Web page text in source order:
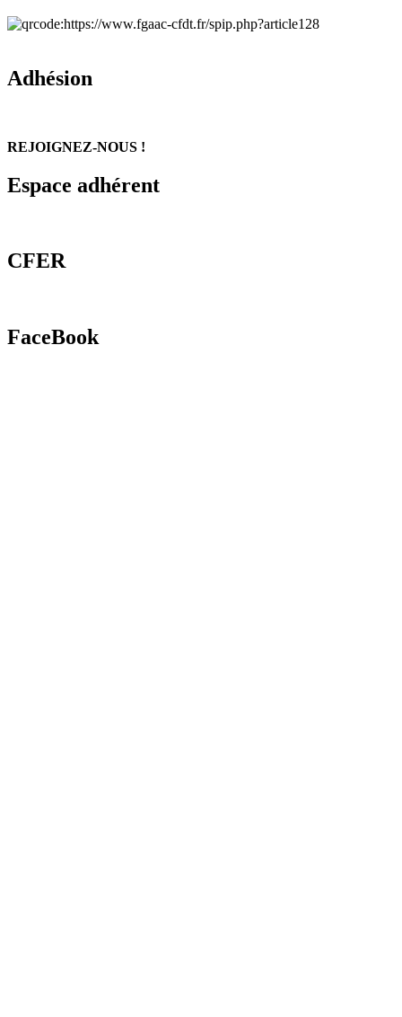
Adhésion
REJOIGNEZ-NOUS !
Espace adhérent
CFER
FaceBook